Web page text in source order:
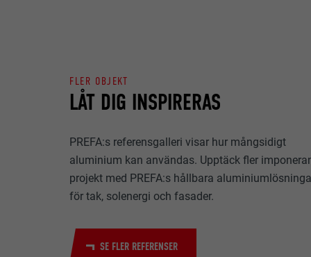
LÅT DIG INSPIRERAS
FLER OBJEKT
PREFA:s referensgalleri visar hur mångsidigt
aluminium kan användas. Upptäck fler
projekt med PREFA:s hållbara
för tak, solenergi och fasader.
SE FLER REFERENSER
PROCEDUR
EFTERNAMN
Kakor för
olika
till innehåll
EFTERNAMN